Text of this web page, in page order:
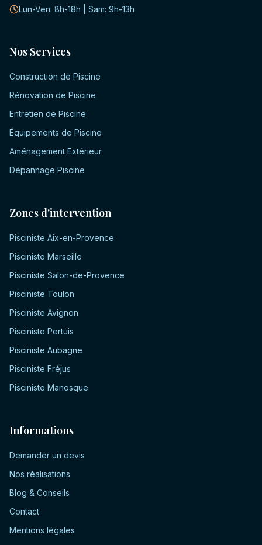
Lun-Ven: 8h-18h | Sam: 9h-13h
Nos Services
Construction de Piscine
Rénovation de Piscine
Entretien de Piscine
Équipements de Piscine
Aménagement Extérieur
Dépannage Piscine
Zones d'intervention
Pisciniste Aix-en-Provence
Pisciniste Marseille
Pisciniste Salon-de-Provence
Pisciniste Toulon
Pisciniste Avignon
Pisciniste Pertuis
Pisciniste Aubagne
Pisciniste Fréjus
Pisciniste Manosque
Informations
Demander un devis
Nos réalisations
Blog & Conseils
Contact
Mentions légales